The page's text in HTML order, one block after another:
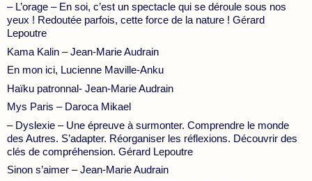
– L’orage – En soi, c’est un spectacle qui se déroule sous nos
yeux ! Redoutée parfois, cette force de la nature ! Gérard
Lepoutre
Kama Kalin – Jean-Marie Audrain
En mon ici, Lucienne Maville-Anku
Haïku patronnal- Jean-Marie Audrain
Mys Paris – Daroca Mikael
– Dyslexie – Une épreuve à surmonter. Comprendre le monde
des Autres. S’adapter. Réorganiser les réflexions. Découvrir des
clés de compréhension. Gérard Lepoutre
Sinon s’aimer – Jean-Marie Audrain